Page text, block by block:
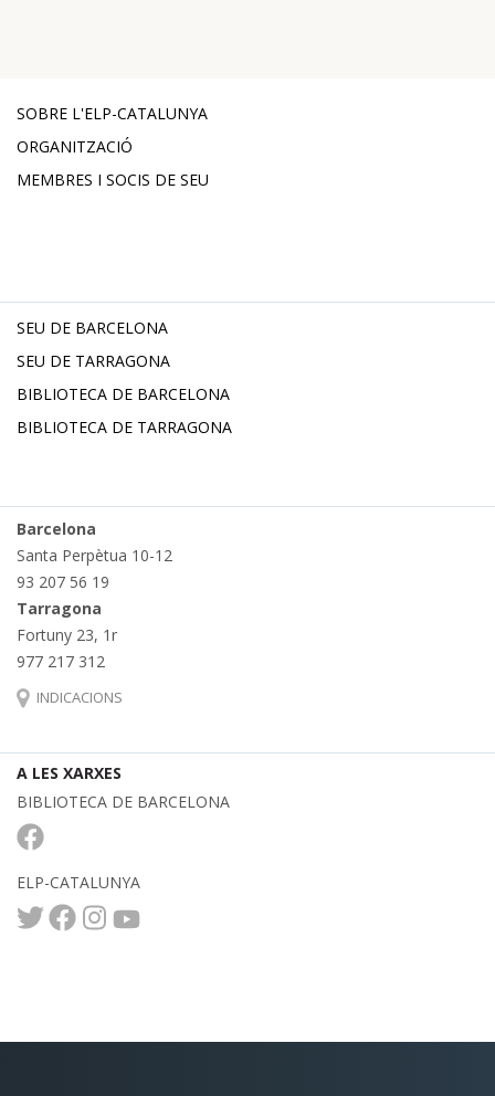
SOBRE L'ELP-CATALUNYA
ORGANITZACIÓ
MEMBRES I SOCIS DE SEU
SEU DE BARCELONA
SEU DE TARRAGONA
BIBLIOTECA DE BARCELONA
BIBLIOTECA DE TARRAGONA
Barcelona
Santa Perpètua 10-12
93 207 56 19
Tarragona
Fortuny 23, 1r
977 217 312
INDICACIONS
A LES XARXES
BIBLIOTECA DE BARCELONA
ELP-CATALUNYA